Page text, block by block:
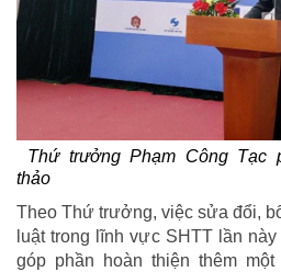
Thứ trưởng Phạm Công Tạc
thảo
Theo Thứ trưởng, việc sửa đổi,
luật trong lĩnh vực SHTT lần
góp phần hoàn thiện thêm